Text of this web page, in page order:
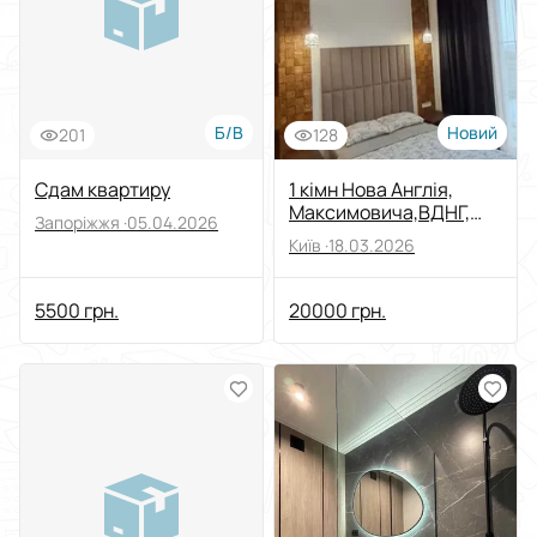
201 Б/В
Сдам квартиру
Запоріжжя ·05.04.2026
5500 грн.
128 Новий
1 кімн Нова Англія,
Максимовича,ВДНГ,
метро Васильківська,
Київ ·18.03.2026
20000 грн.